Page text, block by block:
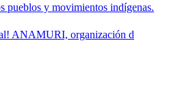
pueblos y movimientos indígenas.
ANAMURI, organización d